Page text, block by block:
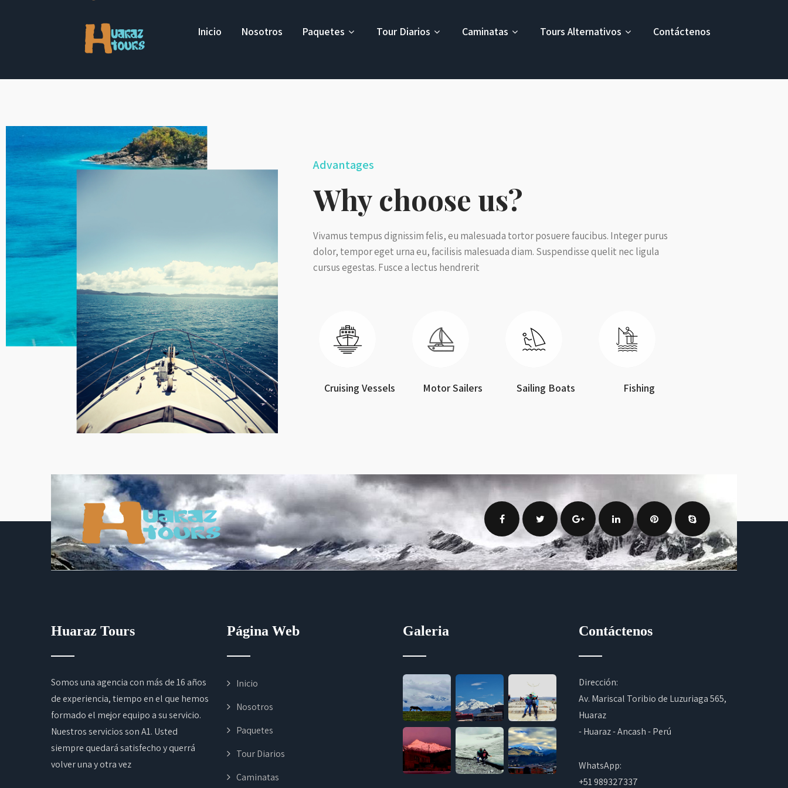
Inicio Nosotros Paquetes Tour Diarios Caminatas Tours Alternativos Contáctenos
Advantages
Why choose us?
Vivamus tempus dignissim felis, eu malesuada tortor posuere faucibus. Integer purus
dolor, tempor eget urna eu, facilisis malesuada diam. Suspendisse quelit nec ligula
cursus egestas. Fusce a lectus hendrerit
Cruising Vessels Motor Sailers Sailing Boats Fishing
Huaraz Tours
Somos una agencia con más de 16 años
de experiencia, tiempo en el que hemos
formado el mejor equipo a su servicio.
Nuestros servicios son A1. Usted
siempre quedará satisfecho y querrá
volver una y otra vez
Página Web
Inicio
Nosotros
Paquetes
Tour Diarios
Caminatas
Galeria Contáctenos
Dirección:
Av. Mariscal Toribio de Luzuriaga 565,
Huaraz
- Huaraz - Ancash - Perú
WhatsApp:
+51 989327337